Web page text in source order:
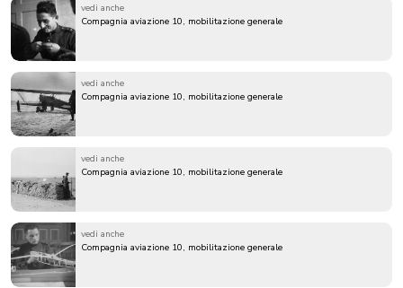
vedi anche
Compagnia aviazione 10, mobilitazione generale
vedi anche
Compagnia aviazione 10, mobilitazione generale
vedi anche
Compagnia aviazione 10, mobilitazione generale
vedi anche
Compagnia aviazione 10, mobilitazione generale